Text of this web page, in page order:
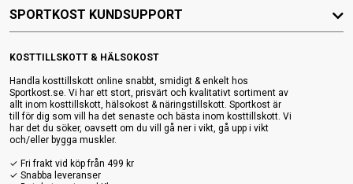
KOSTTILLSKOTT & HÄLSOKOST
Handla kosttillskott online snabbt, smidigt & enkelt hos
Sportkost.se. Vi har ett stort, prisvärt och kvalitativt sortiment av
allt inom kosttillskott, hälsokost & näringstillskott. Sportkost är
till för dig som vill ha det senaste och bästa inom kosttillskott. Vi
har det du söker, oavsett om du vill gå ner i vikt, gå upp i vikt
och/eller bygga muskler.
✓ Fri frakt vid köp från 499 kr
✓ Snabba leveranser
SPORTKOST KUNDSUPPORT